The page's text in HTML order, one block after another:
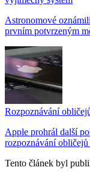
Astronomové
prvním potvrzeným
Rozpoznávání
Apple prohrál další
rozpoznávání
Tento článek byl